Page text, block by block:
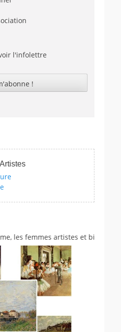
l'infolettre
femmes artistes et bien d'autres